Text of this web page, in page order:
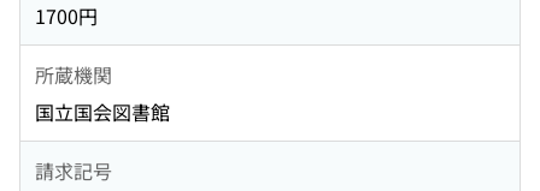
1700円
所蔵機関
国立国会図書館
請求記号